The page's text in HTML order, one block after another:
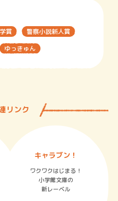
賞
警察小説新人賞
ゆっきゅん
リンク
キャラブン！
ワクワクはじまる！
小学館文庫の
新レーベル